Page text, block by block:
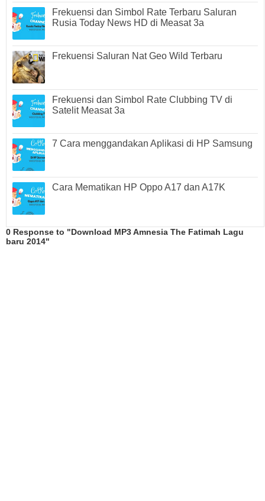
Frekuensi dan Simbol Rate Terbaru Saluran
Rusia Today News HD di Measat 3a
Frekuensi Saluran Nat Geo Wild Terbaru
Frekuensi dan Simbol Rate Clubbing TV di
Satelit Measat 3a
7 Cara menggandakan Aplikasi di HP Samsung
Cara Mematikan HP Oppo A17 dan A17K
0 Response to "Download MP3 Amnesia The Fatimah Lagu
baru 2014"